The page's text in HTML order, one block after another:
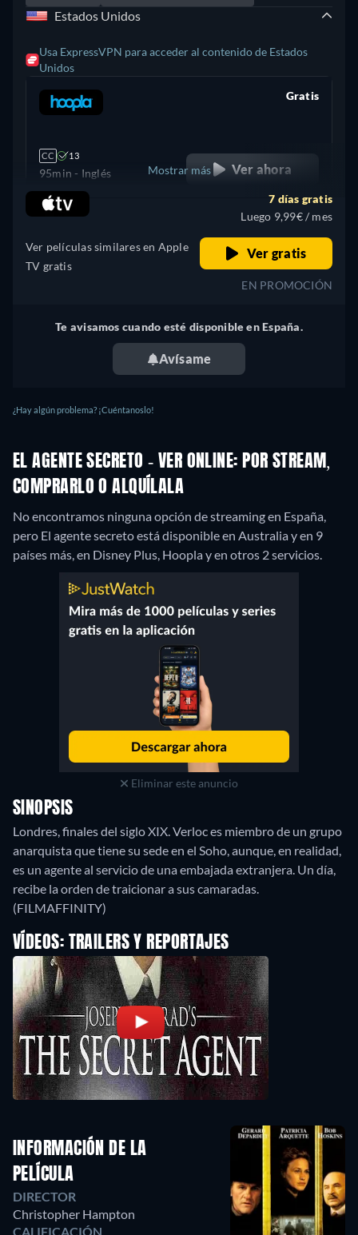
Estados Unidos
Usa ExpressVPN para acceder al contenido de Estados
Unidos
CC 13
95min - Inglés
Gratis
Ver ahora
Reino Unido
Mostrar más
Ver películas similares en Apple
TV gratis
7 días gratis
Luego 9,99€ / mes
Ver gratis
EN PROMOCIÓN
Te avisamos cuando esté disponible en España.
Avísame
¿Hay algún problema? ¡Cuéntanoslo!
EL AGENTE SECRETO - VER ONLINE: POR STREAM,
COMPRARLO O ALQUÍLALA
No encontramos ninguna opción de streaming en España,
pero El agente secreto está disponible en Australia y en 9
países más, en Disney Plus, Hoopla y en otros 2 servicios.
Eliminar este anuncio
SINOPSIS
Londres, finales del siglo XIX. Verloc es miembro de un grupo
anarquista que tiene su sede en el Soho, aunque, en realidad,
es un agente al servicio de una embajada extranjera. Un día,
recibe la orden de traicionar a sus camaradas.
(FILMAFFINITY)
VÍDEOS: TRAILERS Y REPORTAJES
INFORMACIÓN DE LA
PELÍCULA
DIRECTOR
Christopher Hampton
CALIFICACIÓN